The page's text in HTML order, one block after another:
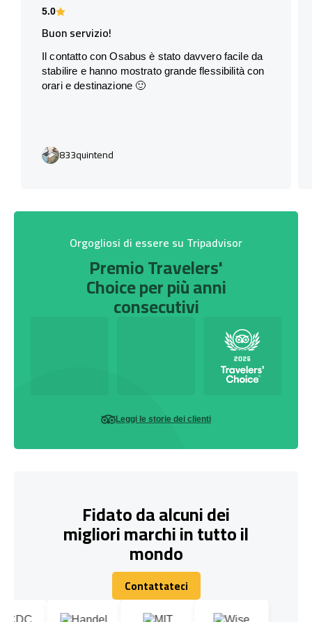
5.0
Buon servizio!
Il contatto con Osabus è stato davvero facile da
stabilire e hanno mostrato grande flessibilità con
orari e destinazione 🙂
833quintend
Orgogliosi di essere su Tripadvisor
Premio Travelers'
Choice per più anni
consecutivi
Leggi le storie dei clienti
Fidato da alcuni dei
migliori marchi in tutto il
mondo
Contattateci
Contattateci